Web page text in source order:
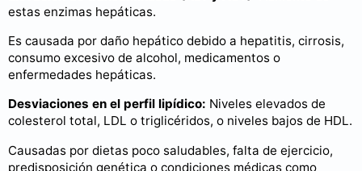
estas enzimas hepáticas.
Es causada por daño hepático debido a hepatitis, cirrosis,
consumo excesivo de alcohol, medicamentos o
enfermedades hepáticas.
Desviaciones en el perfil lipídico: Niveles elevados de
colesterol total, LDL o triglicéridos, o niveles bajos de HDL.
Causadas por dietas poco saludables, falta de ejercicio,
predisposición genética o condiciones médicas como